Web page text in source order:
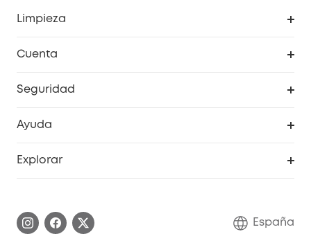
Limpieza
Cuenta
Seguridad
Ayuda
Explorar
Conviértete en afiliado
España